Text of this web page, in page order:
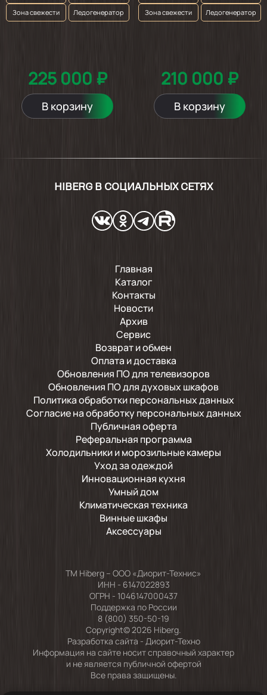
Зона свежести
Ледогенератор
225 000 ₽
В корзину
Зона свежести
Ледогенератор
210 000 ₽
В корзину
HIBERG В СОЦИАЛЬНЫХ СЕТЯХ
Главная
Каталог
Контакты
Новости
Архив
Сервис
Возврат и обмен
Оплата и доставка
Обновления ПО для телевизоров
Обновления ПО для духовых шкафов
Политика обработки персональных данных
Согласие на обработку персональных данных
Публичная оферта
Реферальная программа
Холодильники и морозильные камеры
Уход за одеждой
Инновационная кухня
Умный дом
Климатическая техника
Винные шкафы
Аксессуары
TM Hiberg – ООО «Диорит-Технис»
ИНН - 6147022893
ОГРН - 1046147000437
Поддержка по России
8 (800) 350-50-19
Copyright© 2026 Hiberg.
Разработка сайта - Диорит-Техно
Информация на сайте носит справочный характер
и не является публичной офертой
Все права защищены.